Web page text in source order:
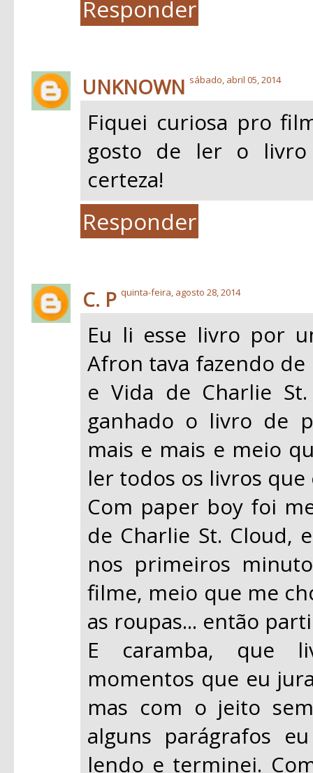
Responder
UNKNOWN sábado, abril 05, 2014
Fiquei curiosa pro
gosto de ler o livro
certeza!
Responder
C. P quinta-feira, agosto 28, 2014
Eu li esse livro por
Afron tava fazendo
e Vida de Charlie
ganhado o livro de
mais e mais e meio
ler todos os livros que
Com paper boy foi
de Charlie St. Cloud,
nos primeiros
filme, meio que me
as roupas... então
E caramba, que
momentos que eu
mas com o jeito
alguns parágrafos
lendo e terminei.